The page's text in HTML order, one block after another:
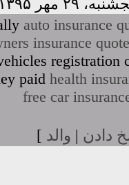
auto insurance
insurance quote
registration
paid health
free car
دادن | والد ]